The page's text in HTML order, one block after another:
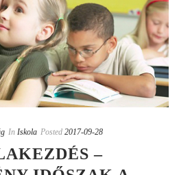
In Iskola Posted 2017-09-28
–